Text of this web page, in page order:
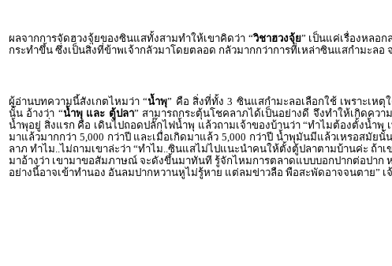
ผลจากการจัดฮวงจุ้ยของซินแสทั้งสามทำให้เขาคิดว่า “วิชาฮวงจุ้ย” เป็นแค่เรื่องหลอ
กระทำขึ้น ซึ่งเป็นสิ่งที่ข้าพเจ้ากลัวมาโดยตลอด กลัวมากกว่าการที่เหล่าซินแสกำมะลอ
ผู้อ่านบทความนี้สังเกตไหมว่า “น้ำพุ” คือ สิ่งที่ทั้ง 3 ซินแสกำมะลอเลือกใช้ เพราะเห
นั้น อ้างว่า “น้ำพุ และ ตู้ปลา” สามารถกระตุ้นโชคลาภได้เป็นอย่างดี จึงทำให้เกิดคว
น้ำพุอยู่ สิ่งแรก คือ เดินไปถอดปลั๊กไฟน้ำพุ แล้วถามเจ้าของบ้านว่า “ทำไมต้องตั้งน้ำพุ
มาแล้วมากกว่า 5,000 กว่าปี และเมื่อเกิดมาแล้ว 5,000 กว่าปี น้ำพุมันมีแล้วเหรอสมัย
ลาภ ทำไม..ไม่ถามเขาล่ะว่า “ทำไม..ซินแสไม่ไปแนะนำคนให้ตั้งตู้ปลาตามบ้านค่ะ ถ้
มาอ้างว่า เขามาขอสัมภาษณ์ จะดังขึ้นมาทันที รู้จักไหมการตลาดแบบบอกปากต่อปาก
อย่างนี้อาจเข้าทำนอง อันลมปากหวานหูไม่รู้หาย แต่ลมข่าวลือ พือสะพัดอาจจนตาย”